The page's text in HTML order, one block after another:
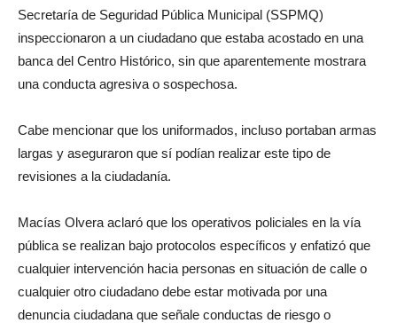
Secretaría de Seguridad Pública Municipal (SSPMQ)
inspeccionaron a un ciudadano que estaba acostado en una
banca del Centro Histórico, sin que aparentemente mostrara
una conducta agresiva o sospechosa.
Cabe mencionar que los uniformados, incluso portaban armas
largas y aseguraron que sí podían realizar este tipo de
revisiones a la ciudadanía.
Macías Olvera aclaró que los operativos policiales en la vía
pública se realizan bajo protocolos específicos y enfatizó que
cualquier intervención hacia personas en situación de calle o
cualquier otro ciudadano debe estar motivada por una
denuncia ciudadana que señale conductas de riesgo o